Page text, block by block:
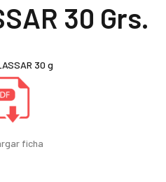
30 Grs.
30 g
ficha